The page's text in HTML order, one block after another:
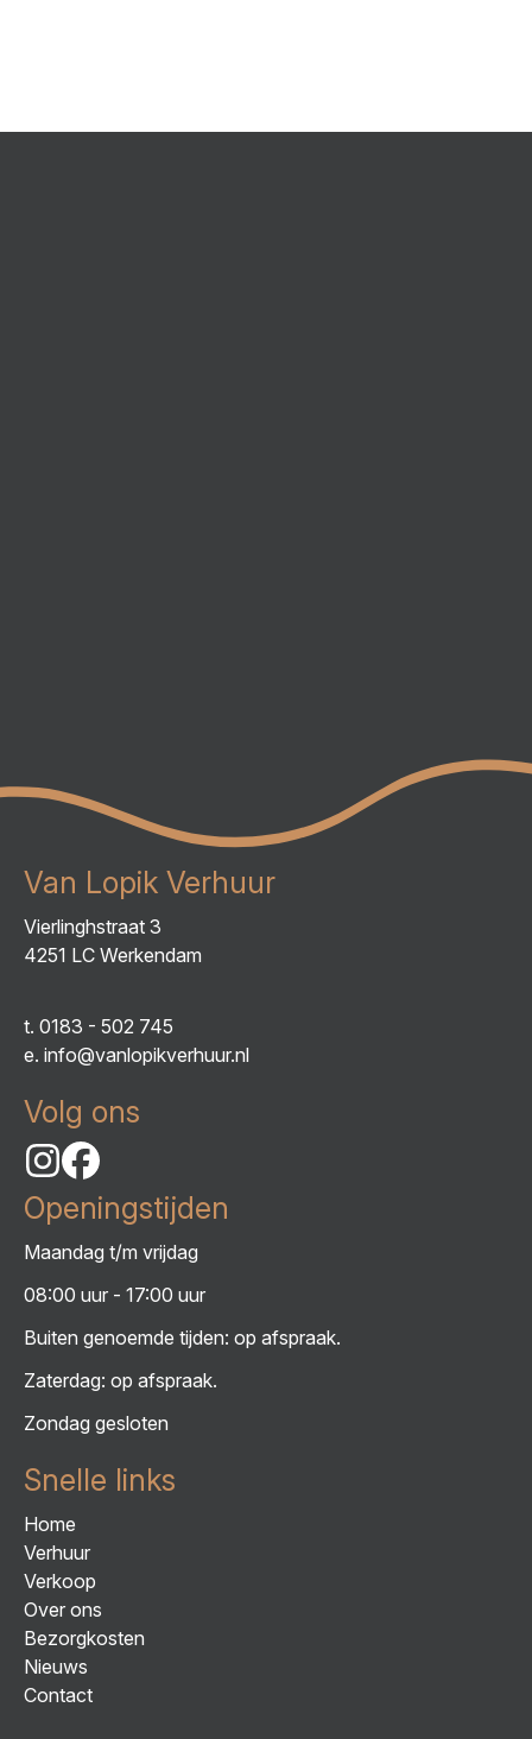
Van Lopik Verhuur
Vierlinghstraat 3
4251 LC Werkendam
t. 0183 - 502 745
e. info@vanlopikverhuur.nl
Volg ons
Openingstijden
Maandag t/m vrijdag
08:00 uur - 17:00 uur
Buiten genoemde tijden: op afspraak.
Zaterdag: op afspraak.
Zondag gesloten
Snelle links
Home
Verhuur
Verkoop
Over ons
Bezorgkosten
Nieuws
Contact